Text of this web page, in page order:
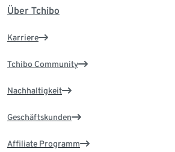
Über Tchibo
Karriere
Tchibo Community
Nachhaltigkeit
Geschäftskunden
Affiliate Programm